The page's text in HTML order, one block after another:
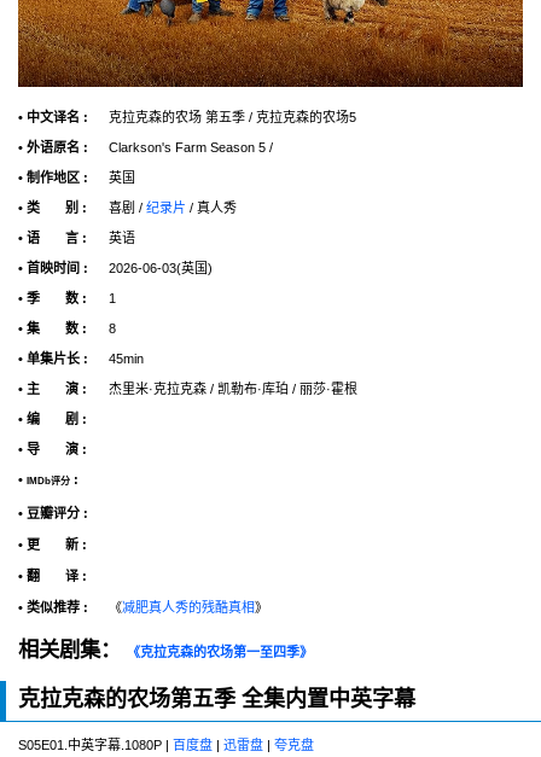
• 中文译名 : 克拉克森的农场 第五季 / 克拉克森的农场5
• 外语原名 : Clarkson's Farm Season 5 /
• 制作地区 : 英国
• 类 别 : 喜剧 / 纪录片 / 真人秀
• 语 言 : 英语
• 首映时间 : 2026-06-03(英国)
• 季 数 : 1
• 集 数 : 8
• 单集片长 : 45min
• 主 演 : 杰里米·克拉克森 / 凯勒布·库珀 / 丽莎·霍根
• 编 剧 :
• 导 演 :
• IMDb评分 :
• 豆瓣评分 :
• 更 新 :
• 翻 译 :
• 类似推荐 : 《减肥真人秀的残酷真相》
相关剧集： 《克拉克森的农场第一至四季》
克拉克森的农场第五季 全集内置中英字幕
S05E01.中英字幕.1080P | 百度盘 | 迅雷盘 | 夸克盘